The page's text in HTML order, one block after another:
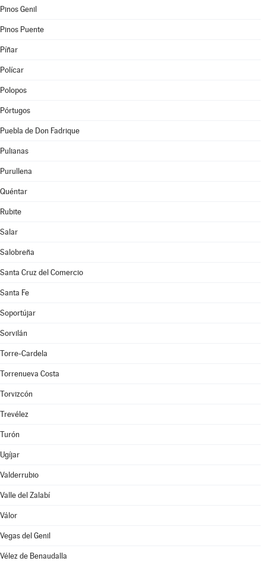
Pinos Genil
Pinos Puente
Píñar
Polícar
Polopos
Pórtugos
Puebla de Don Fadrique
Pulianas
Purullena
Quéntar
Rubite
Salar
Salobreña
Santa Cruz del Comercio
Santa Fe
Soportújar
Sorvilán
Torre-Cardela
Torrenueva Costa
Torvizcón
Trevélez
Turón
Ugíjar
Valderrubio
Valle del Zalabí
Válor
Vegas del Genil
Vélez de Benaudalla